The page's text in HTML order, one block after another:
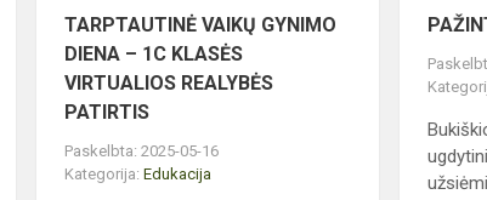
REALY...
TARPTAUTINĖ VAIKŲ GYNIMO
DIENA – 1C KLASĖS
VIRTUALIOS REALYBĖS
PATIRTIS
Paskelbta: 2025-05-16
Kategorija:Edukacija